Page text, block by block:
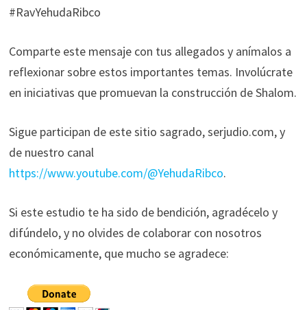
#RavYehudaRibco
Comparte este mensaje con tus allegados y anímalos a
reflexionar sobre estos importantes temas. Involúcrate
en iniciativas que promuevan la construcción de Shalom.
Sigue participan de este sitio sagrado, serjudio.com, y
de nuestro canal
https://www.youtube.com/@YehudaRibco.
Si este estudio te ha sido de bendición, agradécelo y
difúndelo, y no olvides de colaborar con nosotros
económicamente, que mucho se agradece: